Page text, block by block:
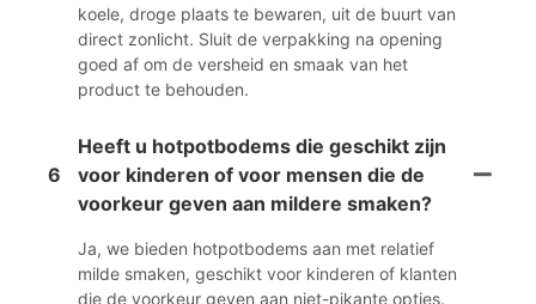
koele, droge plaats te bewaren, uit de buurt van
direct zonlicht. Sluit de verpakking na opening
goed af om de versheid en smaak van het
product te behouden.
6
Heeft u hotpotbodems die geschikt zijn
voor kinderen of voor mensen die de
voorkeur geven aan mildere smaken?
Ja, we bieden hotpotbodems aan met relatief
milde smaken, geschikt voor kinderen of klanten
die de voorkeur geven aan niet-pikante opties.